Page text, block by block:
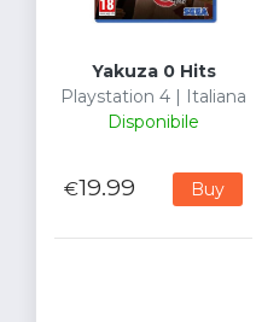
Yakuza 0 Hits
Playstation 4 | Italiana
Disponibile
€19.99 Buy